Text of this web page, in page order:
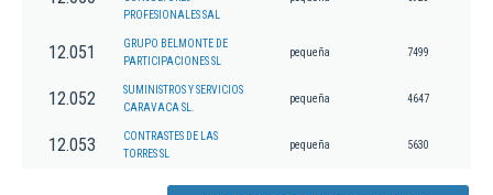
PROFESIONALES SAL
12.051
GRUPO BELMONTE DE
PARTICIPACIONES SL
pequeña 7499
12.052
SUMINISTROS Y SERVICIOS
CARAVACA SL.
pequeña 4647
12.053
CONTRASTES DE LAS
TORRES SL
pequeña 5630